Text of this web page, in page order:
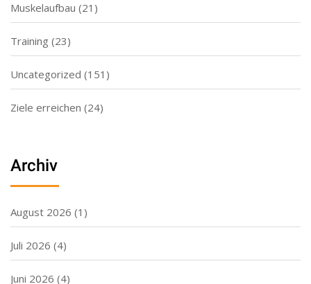
Muskelaufbau (21)
Training (23)
Uncategorized (151)
Ziele erreichen (24)
Archiv
August 2026 (1)
Juli 2026 (4)
Juni 2026 (4)